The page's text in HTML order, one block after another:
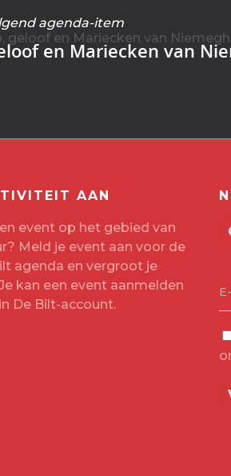
agenda-item
en Mariecken van
AAN
event op het gebied van
Meld je event aan voor de
agenda en vergroot je
kan een event aanmelden
De Bilt-account.